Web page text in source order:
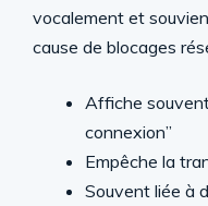
vocalement et
cause de blocages
Affiche
connexion”
Empêche la
Souvent liée à